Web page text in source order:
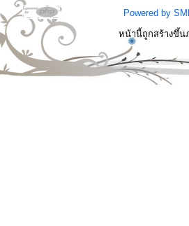
Powered by
หน้านี้ถูกสร้างขึ้น